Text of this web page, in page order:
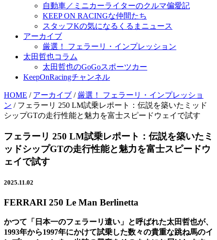
自動車／ミニカーライターのクルマ偏愛記
KEEP ON RACINGな仲間たち
スタッフKの気になるくるまニュース
アーカイブ
厳選！ フェラーリ・インプレッション
太田哲也コラム
太田哲也のGoGoスポーツカー
KeepOnRacingチャンネル
HOME / アーカイブ / 厳選！ フェラーリ・インプレッショ
ン / フェラーリ 250 LM試乗レポート：伝説を築いたミッド
シップGTの走行性能と魅力を富士スピードウェイで試す
フェラーリ 250 LM試乗レポート：伝説を築いたミ
ッドシップGTの走行性能と魅力を富士スピードウ
ェイで試す
2025.11.02
FERRARI 250 Le Man Berlinetta
かつて「日本一のフェラーリ遣い」と呼ばれた太田哲也が、
1993年から1997年にかけて試乗した数々の貴重な跳ね馬のイ